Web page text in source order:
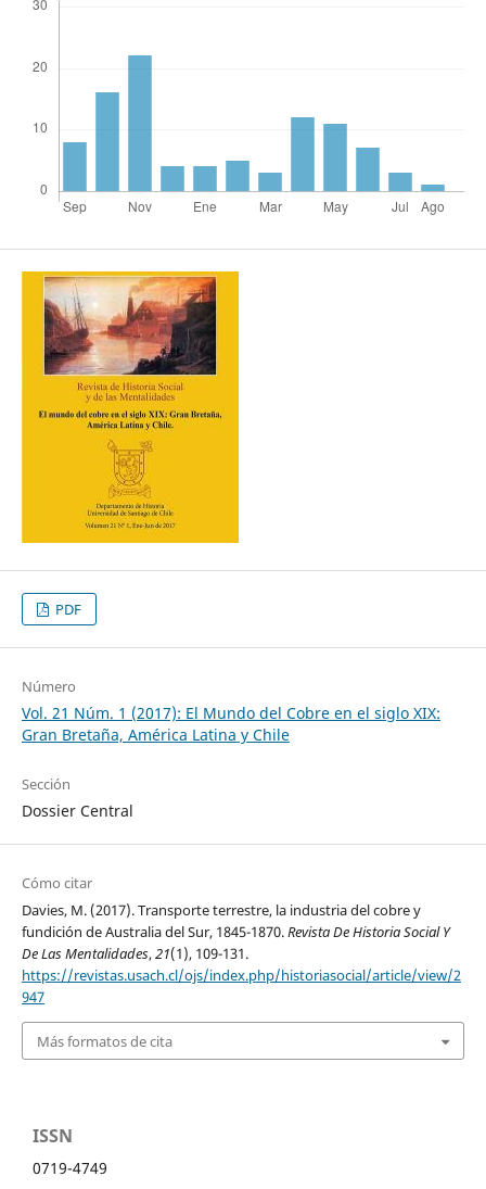
PDF
Número
Vol. 21 Núm. 1 (2017): El Mundo del Cobre en el siglo XIX:
Gran Bretaña, América Latina y Chile
Sección
Dossier Central
Cómo citar
Davies, M. (2017). Transporte terrestre, la industria del cobre y
fundición de Australia del Sur, 1845-1870.Revista De Historia Social Y
De Las Mentalidades,21(1), 109-131.
https://revistas.usach.cl/ojs/index.php/historiasocial/article/view/2
947
Más formatos de cita
ISSN
0719-4749